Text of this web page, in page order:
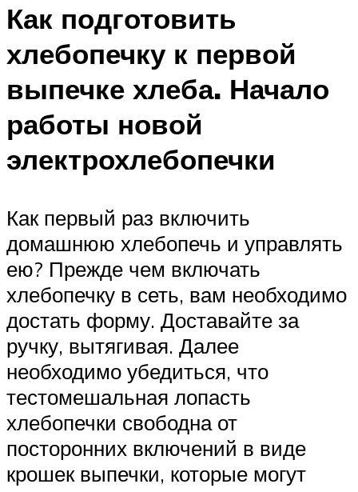
Как подготовить
хлебопечку к первой
выпечке хлеба. Начало
работы новой
электрохлебопечки
Как первый раз включить
домашнюю хлебопечь и управлять
ею? Прежде чем включать
хлебопечку в сеть, вам необходимо
достать форму. Доставайте за
ручку, вытягивая. Далее
необходимо убедиться, что
тестомешальная лопасть
хлебопечки свободна от
посторонних включений в виде
крошек выпечки, которые могут